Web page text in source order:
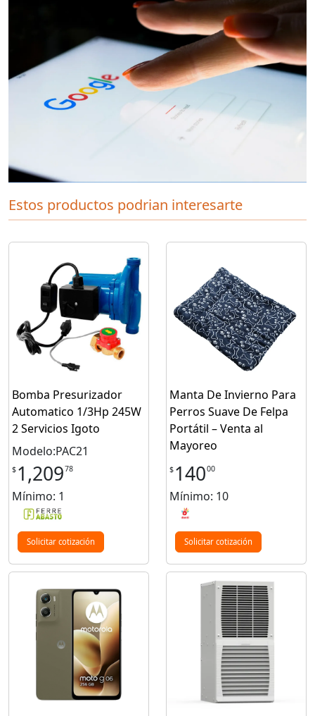
Estos productos podrian interesarte
Bomba Presurizador
Automatico 1/3Hp 245W
2 Servicios Igoto
Modelo:PAC21
$ 1,20978
Mínimo: 1
Solicitar cotización
Manta De Invierno Para
Perros Suave De Felpa
Portátil – Venta al
Mayoreo
$ 14000
Mínimo: 10
Solicitar cotización